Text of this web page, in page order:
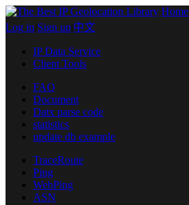
Home
Log in Sign up 中文
IP Data Service
Client Tools
FAQ
Document
Datx parse code
statistics
update db example
TraceRoute
Ping
WebPing
ASN